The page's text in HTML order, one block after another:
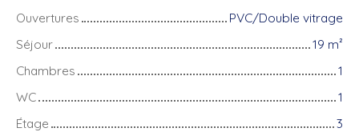
Ouvertures
PVC/Double vitrage
Séjour
19 m²
Chambres
1
WC
1
Étage
3